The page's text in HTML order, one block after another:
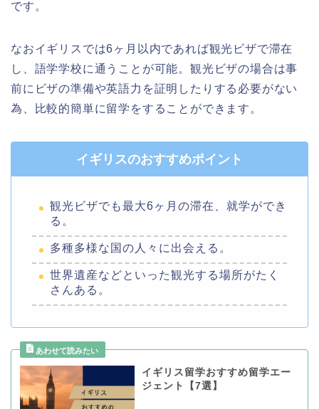
です。
なおイギリスでは6ヶ月以内であれば観光ビザで滞在
し、語学学校に通うことが可能。観光ビザの場合は事
前にビザの準備や英語力を証明したりする必要がない
為、比較的簡単に留学をすることができます。
イギリスのおすすめポイント
観光ビザでも最大6ヶ月の滞在、就学ができ
る。
多種多様な国の人々に出会える。
世界遺産などといった観光する場所がたく
さんある。
イギリス留学おすすめ留学エー
ジェント【7選】